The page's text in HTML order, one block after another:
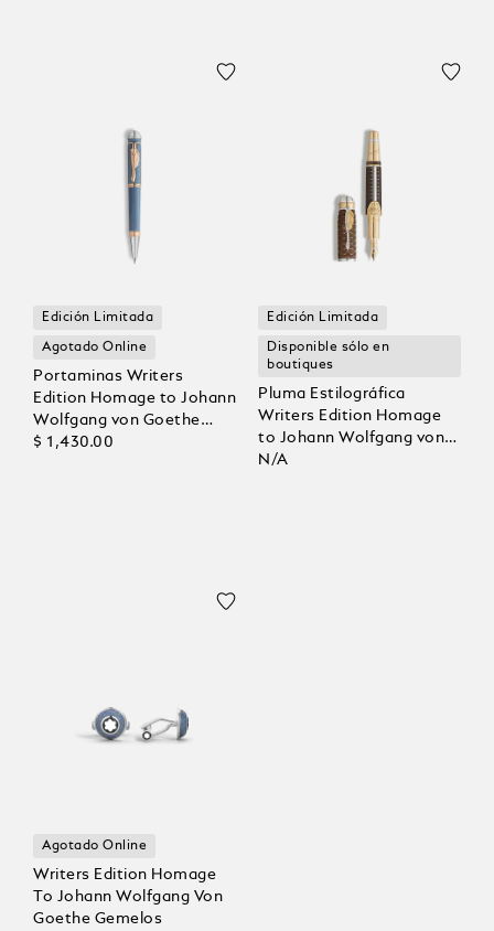
Edición Limitada
Agotado Online
Portaminas Writers
Edition Homage to Johann
Wolfgang von Goethe
Edición Limitada
$ 1,430.00
Edición Limitada
Disponible sólo en
boutiques
Pluma Estilográfica
Writers Edition Homage
to Johann Wolfgang von
Goethe Edición Limitada
N/A
Agotado Online
Writers Edition Homage
To Johann Wolfgang Von
Goethe Gemelos